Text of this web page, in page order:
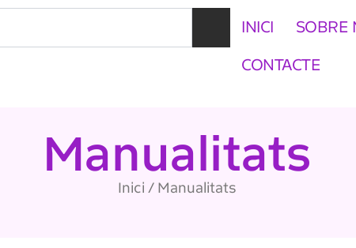
INICI SOBRE
CONTACTE
Manualitats
Inici / Manualitats